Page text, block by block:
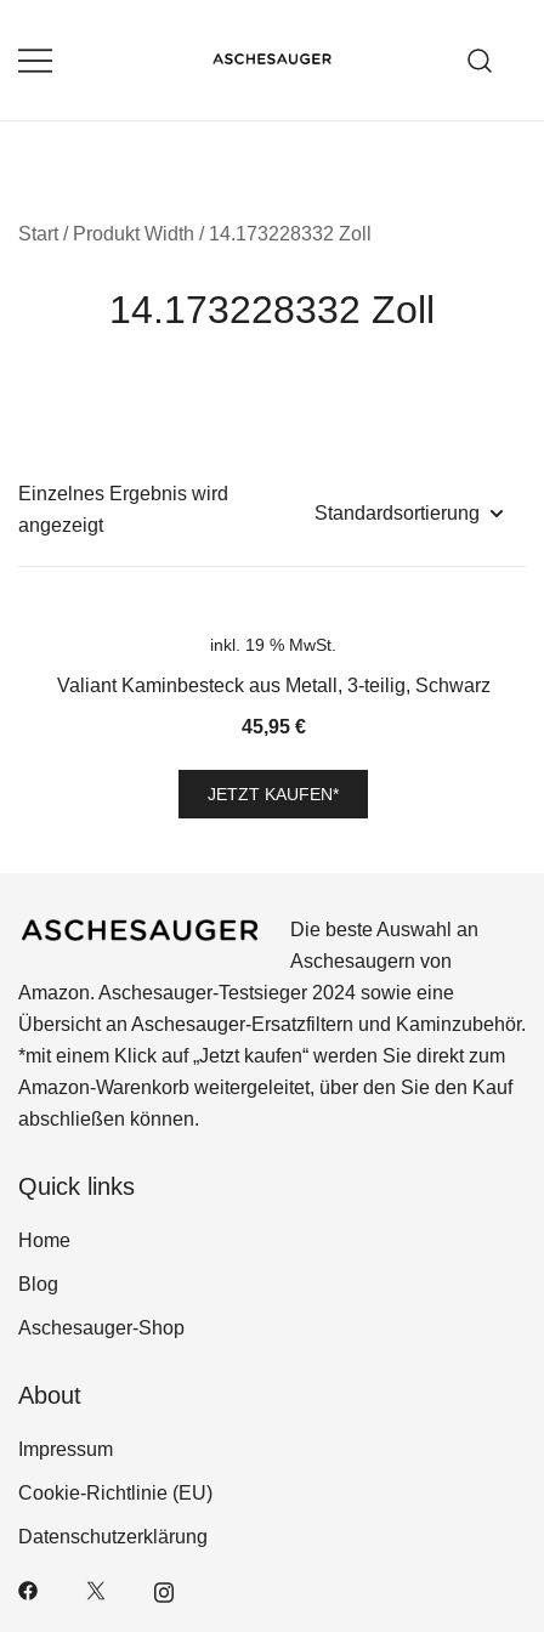
Inhalt
springen
Start/ Produkt Width / 14.173228332 Zoll
14.173228332 Zoll
Einzelnes Ergebnis wird
angezeigt
inkl. 19 % MwSt.
Valiant Kaminbesteck aus Metall, 3-teilig, Schwarz
45,95 €
JETZT KAUFEN*
Die beste Auswahl an
Aschesaugern von
Amazon. Aschesauger-Testsieger 2024 sowie eine
Übersicht an Aschesauger-Ersatzfiltern und Kaminzubehör.
*mit einem Klick auf „Jetzt kaufen“ werden Sie direkt zum
Amazon-Warenkorb weitergeleitet, über den Sie den Kauf
abschließen können.
Quick links
Home
Blog
Aschesauger-Shop
About
Impressum
Cookie-Richtlinie (EU)
Datenschutzerklärung